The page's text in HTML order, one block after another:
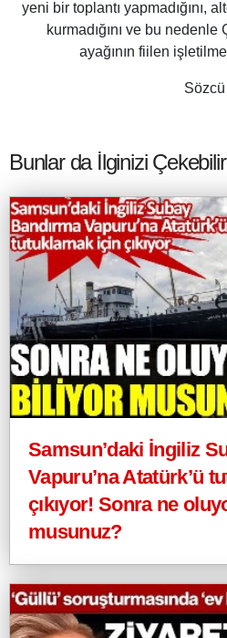
yeni bir toplantı yapmadığını,
kurmadığını ve bu nedenle
ayağının fiilen
Sözcü
Bunlar da İlginizi Çekebilir
Samsun’daki İngiliz
Vapuru’na Atatürk’ü
çıkıyor! Sonra ne
musunuz?